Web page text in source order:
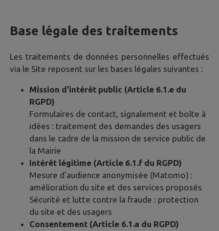
Base légale des traitements
Les traitements de données personnelles effectués
via le Site reposent sur les bases légales suivantes :
Mission d'intérêt public (Article 6.1.e du
RGPD)
Formulaires de contact, signalement et boîte à
idées : traitement des demandes des usagers
dans le cadre de la mission de service public de
la Mairie
Intérêt légitime (Article 6.1.f du RGPD)
Mesure d'audience anonymisée (Matomo) :
amélioration du site et des services proposés
Sécurité et lutte contre la fraude : protection
du site et des usagers
Consentement (Article 6.1.a du RGPD)